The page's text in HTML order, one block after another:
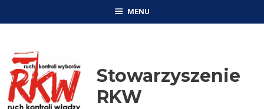
MENU
Stowarzyszenie
RKW